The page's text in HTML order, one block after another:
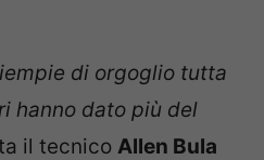
di orgoglio tutta
hanno dato più del
il tecnico Allen Bula